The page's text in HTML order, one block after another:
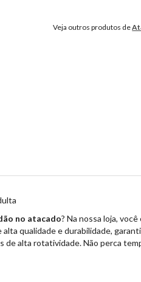
Veja outros produtos de
no atacado? Na nossa loja,
qualidade e durabilidade,
de alta rotatividade. Não perca